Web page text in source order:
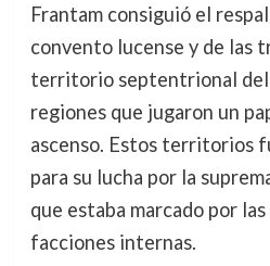
Frantam consiguió el
convento lucense y de las
territorio septentrional del
regiones que jugaron un
ascenso. Estos territorios
para su lucha por la
que estaba marcado por
facciones internas.